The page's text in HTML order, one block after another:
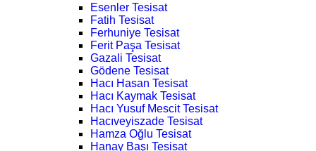
Esenler Tesisat
Fatih Tesisat
Ferhuniye Tesisat
Ferit Paşa Tesisat
Gazali Tesisat
Gödene Tesisat
Hacı Hasan Tesisat
Hacı Kaymak Tesisat
Hacı Yusuf Mescit Tesisat
Hacıveyiszade Tesisat
Hamza Oğlu Tesisat
Hanay Başı Tesisat